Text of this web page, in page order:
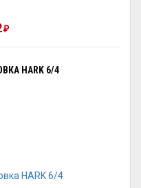
₽
HARK 6/4